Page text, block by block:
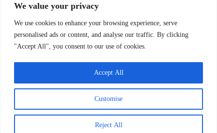
We value your privacy
We use cookies to enhance your browsing experience, serve
personalised ads or content, and analyse our traffic. By clicking
"Accept All", you consent to our use of cookies.
Customise
Reject All
Accept All
© 2022-2025 Leafield Marine Ltd